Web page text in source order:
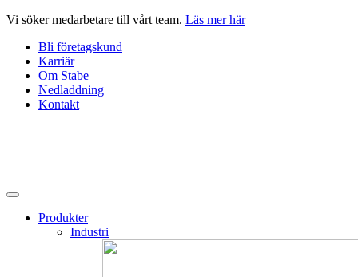
Hoppa
innehåll
Vi söker medarbetare till vårt team. Läs mer här
Bli företagskund
Karriär
Om Stabe
Nedladdning
Kontakt
Produkter
Industri